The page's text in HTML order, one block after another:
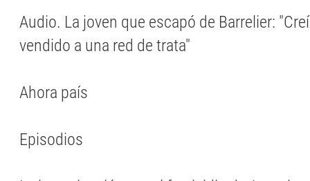
Audio. La joven que escapó de Barrelier:
vendido a una red de trata"
Ahora país
Episodios